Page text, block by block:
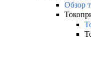
Обзор